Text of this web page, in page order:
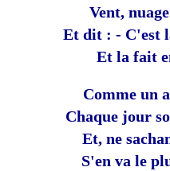
Vent,
Et dit : - C'est
Et la fait
Comme un
Chaque jour
Et, ne
S'en va le